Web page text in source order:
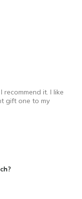
recommend it. I like
gift one to my